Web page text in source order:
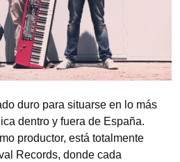
duro para situarse en lo más
dentro y fuera de España.
productor, está totalmente
Records, donde cada